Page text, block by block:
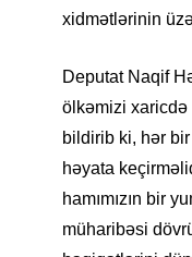
xidmətlərinin
Deputat Naqif
ölkəmizi xaricdə
bildirib ki, hər
həyata
hamımızın bir
müharibəsi